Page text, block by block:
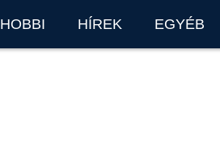
HOBBI HÍREK EGYÉB